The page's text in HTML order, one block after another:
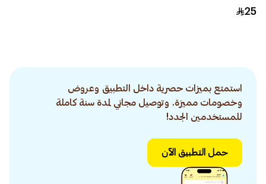
25
استمتع بميزات حصرية داخل التطبيق وعروض
وخصومات مميزة. وتوصيل مجاني لمدة سنة كاملة
للمستخدمين الجدد!
حمل التطبيق الآن